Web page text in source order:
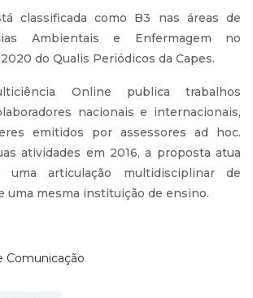
classificada como B3 nas áreas de
Ambientais e Enfermagem no
do Qualis Periódicos da Capes.
Online publica trabalhos
nacionais e internacionais,
emitidos por assessores ad hoc.
atividades em 2016, a proposta atua
articulação multidisciplinar de
uma mesma instituição de ensino.
Comunicação